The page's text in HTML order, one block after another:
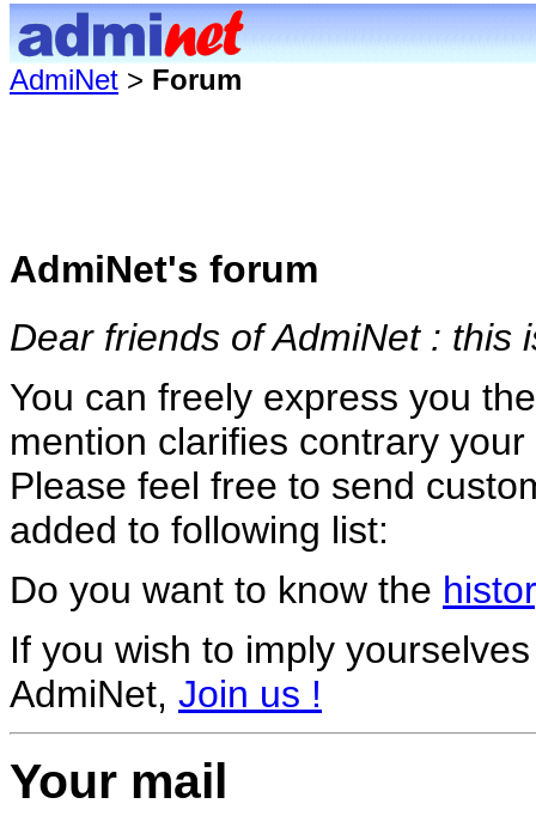
AdmiNet > Forum
AdmiNet's forum
Dear friends of AdmiNet : this
You can freely express you
mention clarifies contrary
Please feel free to send
added to following list:
Do you want to know the
If you wish to imply
AdmiNet, Join us !
Your mail